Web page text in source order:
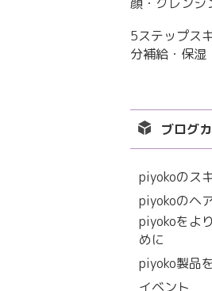
5ステップス
分補給・保湿
ブログ
piyokoのス
piyokoのヘ
piyokoをよ
めに
piyoko製品
イベント